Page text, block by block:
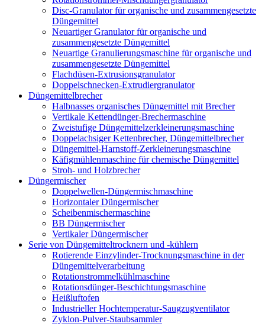
Disc-Granulator für organische und zusammengesetzte
Düngemittel
Neuartiger Granulator für organische und
zusammengesetzte Düngemittel
Neuartige Granulierungsmaschine für organische und
zusammengesetzte Düngemittel
Flachdüsen-Extrusionsgranulator
Doppelschnecken-Extrudiergranulator
Düngemittelbrecher
Halbnasses organisches Düngemittel mit Brecher
Vertikale Kettendünger-Brechermaschine
Zweistufige Düngemittelzerkleinerungsmaschine
Doppelachsiger Kettenbrecher, Düngemittelbrecher
Düngemittel-Harnstoff-Zerkleinerungsmaschine
Käfigmühlenmaschine für chemische Düngemittel
Stroh- und Holzbrecher
Düngermischer
Doppelwellen-Düngermischmaschine
Horizontaler Düngermischer
Scheibenmischermaschine
BB Düngermischer
Vertikaler Düngermischer
Serie von Düngemitteltrocknern und -kühlern
Rotierende Einzylinder-Trocknungsmaschine in der
Düngemittelverarbeitung
Rotationstrommelkühlmaschine
Rotationsdünger-Beschichtungsmaschine
Heißluftofen
Industrieller Hochtemperatur-Saugzugventilator
Zyklon-Pulver-Staubsammler